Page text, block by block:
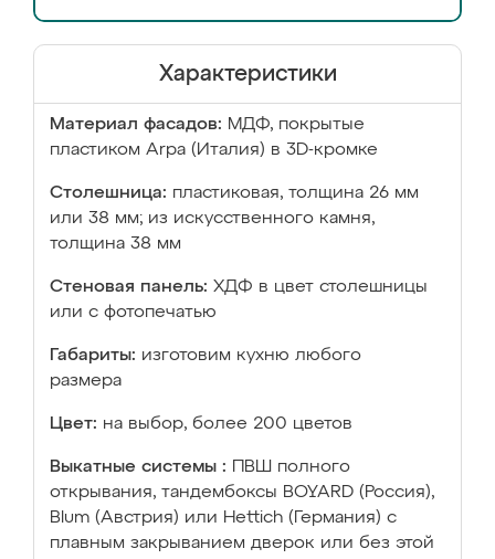
Характеристики
Материал фасадов: МДФ, покрытые
пластиком Arpa (Италия) в 3D-кромке
Столешница: пластиковая, толщина 26 мм
или 38 мм; из искусственного камня,
толщина 38 мм
Стеновая панель: ХДФ в цвет столешницы
или с фотопечатью
Габариты: изготовим кухню любого
размера
Цвет: на выбор, более 200 цветов
Выкатные системы :
ПВШ полного
открывания, тандембоксы BOYARD (Россия),
Blum (Австрия) или Hettich (Германия) с
плавным закрыванием дверок или без этой